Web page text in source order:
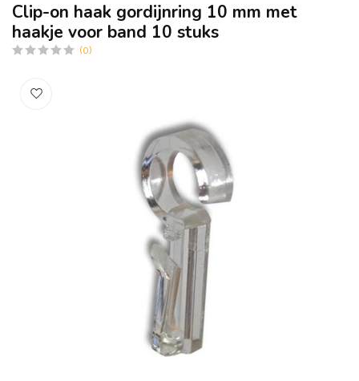
Clip-on haak gordijnring 10 mm met
haakje voor band 10 stuks
(0)